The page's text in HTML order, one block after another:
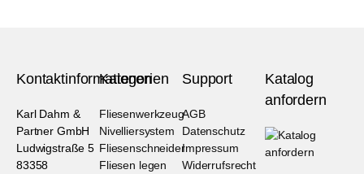
Kontaktinformationen
Karl Dahm &
Partner GmbH
Ludwigstraße 5
83358
Kategorien
Fliesenwerkzeug
Nivelliersystem
Fliesenschneider
Fliesen legen
Support
AGB
Datenschutz
Impressum
Widerrufsrecht
Katalog
anfordern